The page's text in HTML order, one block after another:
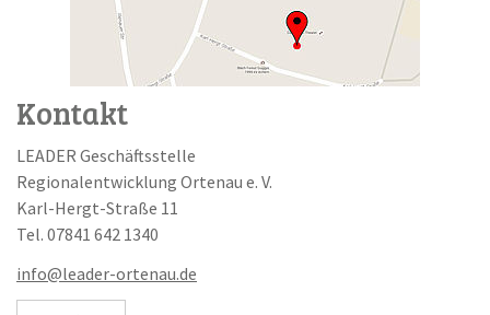
Kontakt
LEADER Geschäftsstelle
Regionalentwicklung Ortenau e. V.
Karl-Hergt-Straße 11
Tel. 07841 642 1340
info@leader-ortenau.de